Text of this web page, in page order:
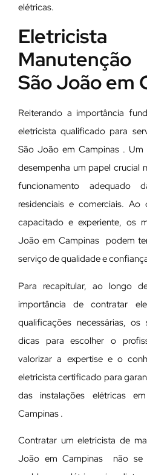
elétricas.
São João em
Reiterando a importância
eletricista qualificado para
São João em Campinas . Um
desempenha um papel crucial
funcionamento adequado
residenciais e comerciais.
capacitado e experiente, os
João em Campinas podem
serviço de qualidade e
Para recapitular, ao longo
importância de contratar
qualificações necessárias,
dicas para escolher o
valorizar a expertise e o
eletricista certificado para
das instalações elétricas
Campinas .
Contratar um eletricista de
João em Campinas não se